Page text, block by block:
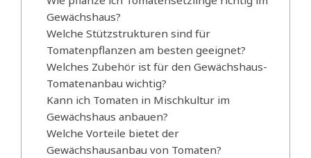
Gewächshaus?
Welche Stützstrukturen sind für
Tomatenpflanzen am besten geeignet?
Welches Zubehör ist für den Gewächshaus-
Tomatenanbau wichtig?
Kann ich Tomaten in Mischkultur im
Gewächshaus anbauen?
Welche Vorteile bietet der
Gewächshausanbau von Tomaten?